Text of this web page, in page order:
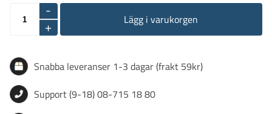
-
+
Lägg i varukorgen
Snabba leveranser 1-3 dagar (frakt 59kr)
Support (9-18) 08-715 18 80